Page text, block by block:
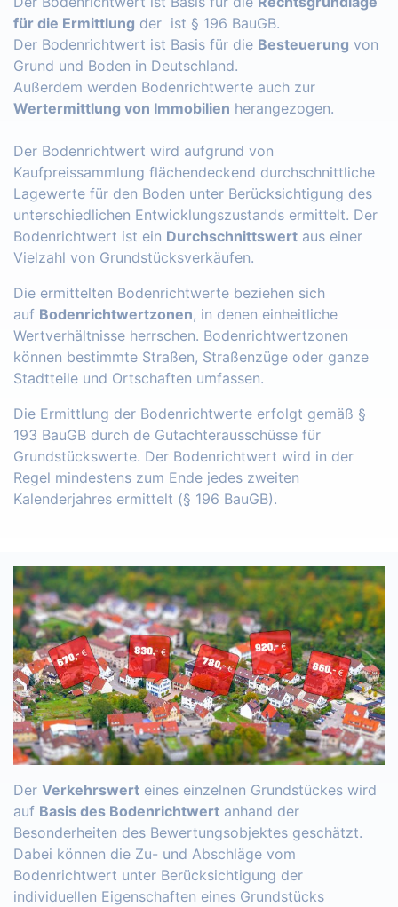
für die Ermittlung der ist § 196 BauGB.
Der Bodenrichtwert ist Basis für die Besteuerung von
Grund und Boden in Deutschland.
Außerdem werden Bodenrichtwerte auch zur
Wertermittlung von Immobilien herangezogen.
Der Bodenrichtwert wird aufgrund von
Kaufpreissammlung flächendeckend durchschnittliche
Lagewerte für den Boden unter Berücksichtigung des
unterschiedlichen Entwicklungszustands ermittelt. Der
Bodenrichtwert ist ein Durchschnittswert aus einer
Vielzahl von Grundstücksverkäufen.
Die ermittelten Bodenrichtwerte beziehen sich
auf Bodenrichtwertzonen, in denen einheitliche
Wertverhältnisse herrschen. Bodenrichtwertzonen
können bestimmte Straßen, Straßenzüge oder ganze
Stadtteile und Ortschaften umfassen.
Die Ermittlung der Bodenrichtwerte erfolgt gemäß §
193 BauGB durch de Gutachterausschüsse für
Grundstückswerte. Der Bodenrichtwert wird in der
Regel mindestens zum Ende jedes zweiten
Kalenderjahres ermittelt (§ 196 BauGB).
Der Verkehrswert eines einzelnen Grundstückes wird
auf Basis des Bodenrichtwert anhand der
Besonderheiten des Bewertungsobjektes geschätzt.
Dabei können die Zu- und Abschläge vom
Bodenrichtwert unter Berücksichtigung der
individuellen Eigenschaften eines Grundstücks